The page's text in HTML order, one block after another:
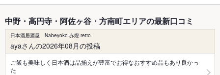
中野・高円寺・阿佐ヶ谷・方南町エリアの最新口コミ
日本酒居酒屋 Nabeyoko 赤燈-retto-
ayaさんの2026年08月の投稿
ご飯も美味しく日本酒は品揃えが豊富でお得なおすすめ品もあり良かっ
た